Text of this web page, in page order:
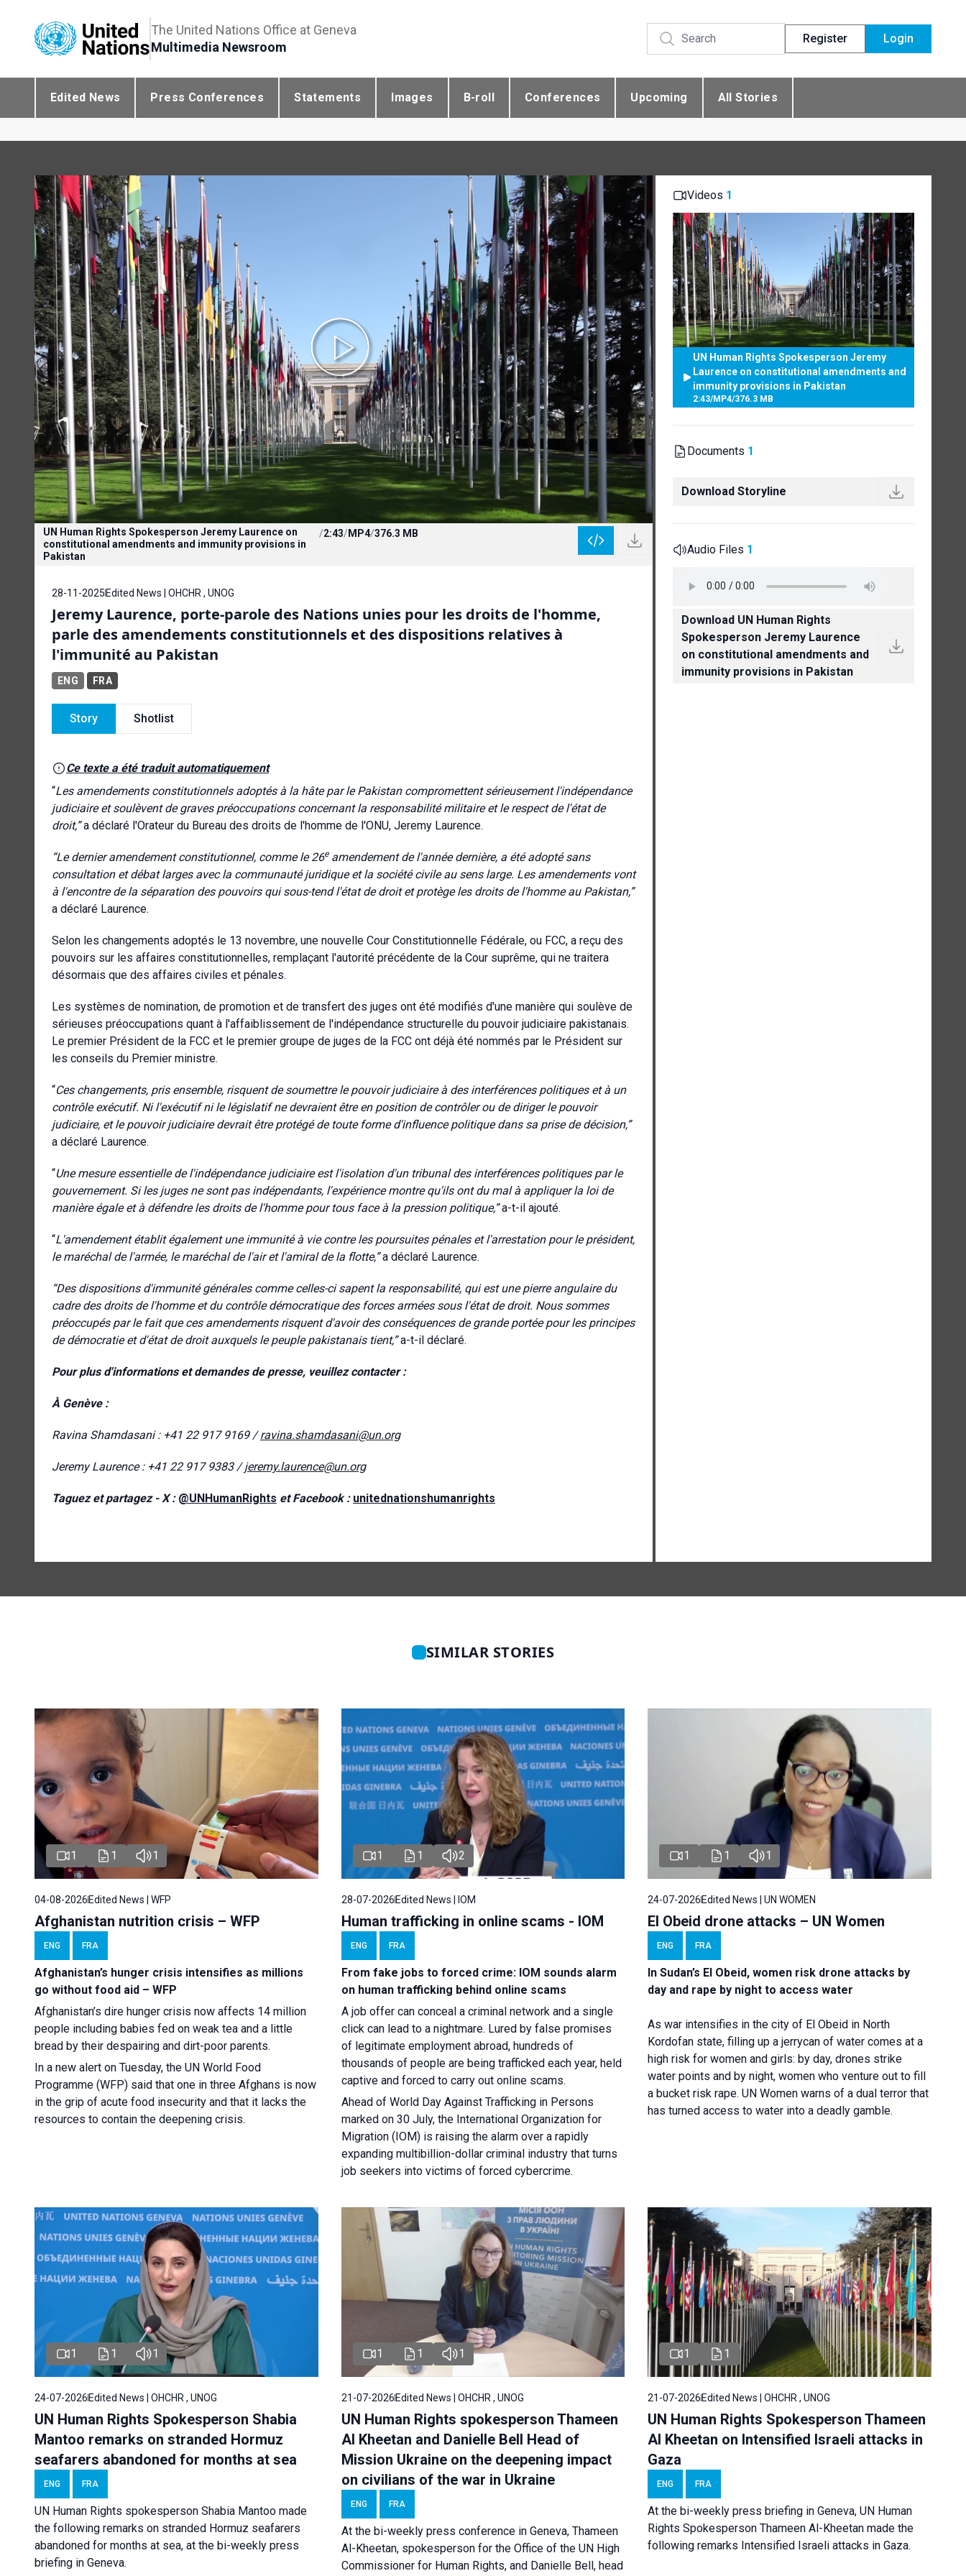
The United Nations Office at Geneva
Multimedia Newsroom
Register Login
Edited News Press Conferences Statements Images B-roll Conferences Upcoming All Stories
UN Human Rights Spokesperson Jeremy Laurence on
constitutional amendments and immunity provisions in
Pakistan
/2:43/MP4/376.3 MB
28-11-2025 Edited News | OHCHR , UNOG
Jeremy Laurence, porte-parole des Nations unies pour les droits de l'homme,
parle des amendements constitutionnels et des dispositions relatives à
l'immunité au Pakistan
ENG FRA
Story Shotlist
Ce texte a été traduit automatiquement
“Les amendements constitutionnels adoptés à la hâte par le Pakistan compromettent sérieusement l'indépendance
judiciaire et soulèvent de graves préoccupations concernant la responsabilité militaire et le respect de l'état de
droit,”a déclaré l'Orateur du Bureau des droits de l'homme de l'ONU, Jeremy Laurence.
“Le dernier amendement constitutionnel, comme le 26eamendement de l'année dernière, a été adopté sans
consultation et débat larges avec la communauté juridique et la société civile au sens large. Les amendements vont
à l'encontre de la séparation des pouvoirs qui sous-tend l'état de droit et protège les droits de l'homme au Pakistan,”
a déclaré Laurence.
Selon les changements adoptés le 13 novembre, une nouvelle Cour Constitutionnelle Fédérale, ou FCC, a reçu des
pouvoirs sur les affaires constitutionnelles, remplaçant l'autorité précédente de la Cour suprême, qui ne traitera
désormais que des affaires civiles et pénales.
Les systèmes de nomination, de promotion et de transfert des juges ont été modifiés d'une manière qui soulève de
sérieuses préoccupations quant à l'affaiblissement de l'indépendance structurelle du pouvoir judiciaire pakistanais.
Le premier Président de la FCC et le premier groupe de juges de la FCC ont déjà été nommés par le Président sur
les conseils du Premier ministre.
“Ces changements, pris ensemble, risquent de soumettre le pouvoir judiciaire à des interférences politiques et à un
contrôle exécutif. Ni l'exécutif ni le législatif ne devraient être en position de contrôler ou de diriger le pouvoir
judiciaire, et le pouvoir judiciaire devrait être protégé de toute forme d'influence politique dans sa prise de décision,”
a déclaré Laurence.
“Une mesure essentielle de l'indépendance judiciaire est l'isolation d'un tribunal des interférences politiques par le
gouvernement. Si les juges ne sont pas indépendants, l'expérience montre qu'ils ont du mal à appliquer la loi de
manière égale et à défendre les droits de l'homme pour tous face à la pression politique,”a-t-il ajouté.
“L'amendement établit également une immunité à vie contre les poursuites pénales et l'arrestation pour le président,
le maréchal de l'armée, le maréchal de l'air et l'amiral de la flotte,”a déclaré Laurence.
“Des dispositions d'immunité générales comme celles-ci sapent la responsabilité, qui est une pierre angulaire du
cadre des droits de l'homme et du contrôle démocratique des forces armées sous l'état de droit. Nous sommes
préoccupés par le fait que ces amendements risquent d'avoir des conséquences de grande portée pour les principes
de démocratie et d'état de droit auxquels le peuple pakistanais tient,”a-t-il déclaré.
Pour plus d'informations et demandes de presse, veuillez contacter :
À Genève :
Ravina Shamdasani : +41 22 917 9169 /ravina.shamdasani@un.org
Jeremy Laurence : +41 22 917 9383 /jeremy.laurence@un.org
Taguez et partagez - X : @UNHumanRights et Facebook : unitednationshumanrights
Videos 1
UN Human Rights Spokesperson Jeremy
Laurence on constitutional amendments and
immunity provisions in Pakistan
2:43/MP4/376.3 MB
Documents 1
Download Storyline
Audio Files 1
Download UN Human Rights
Spokesperson Jeremy Laurence
on constitutional amendments and
immunity provisions in Pakistan
SIMILAR STORIES
1 1 1
04-08-2026Edited News | WFP
Afghanistan nutrition crisis – WFP
ENG FRA
Afghanistan’s hunger crisis intensifies as millions
go without food aid – WFP
Afghanistan’s dire hunger crisis now affects 14 million
people including babies fed on weak tea and a little
bread by their despairing and dirt-poor parents.
In a new alert on Tuesday, the UN World Food
Programme (WFP) said that one in three Afghans is now
in the grip of acute food insecurity and that it lacks the
resources to contain the deepening crisis.
1 1 2
28-07-2026Edited News | IOM
Human trafficking in online scams - IOM
ENG FRA
From fake jobs to forced crime: IOM sounds alarm
on human trafficking behind online scams
A job offer can conceal a criminal network and a single
click can lead to a nightmare. Lured by false promises
of legitimate employment abroad, hundreds of
thousands of people are being trafficked each year, held
captive and forced to carry out online scams.
Ahead of World Day Against Trafficking in Persons
marked on 30 July, the International Organization for
Migration (IOM) is raising the alarm over a rapidly
expanding multibillion-dollar criminal industry that turns
job seekers into victims of forced cybercrime.
1 1 1
24-07-2026Edited News | UN WOMEN
El Obeid drone attacks – UN Women
ENG FRA
In Sudan’s El Obeid, women risk drone attacks by
day and rape by night to access water
As war intensifies in the city of El Obeid in North
Kordofan state, filling up a jerrycan of water comes at a
high risk for women and girls: by day, drones strike
water points and by night, women who venture out to fill
a bucket risk rape. UN Women warns of a dual terror that
has turned access to water into a deadly gamble.
1 1 1
24-07-2026 Edited News | OHCHR , UNOG
UN Human Rights Spokesperson Shabia
Mantoo remarks on stranded Hormuz
seafarers abandoned for months at sea
ENG FRA
UN Human Rights spokesperson Shabia Mantoo made
the following remarks on stranded Hormuz seafarers
abandoned for months at sea, at the bi-weekly press
briefing in Geneva.
1 1 1
21-07-2026Edited News | OHCHR , UNOG
UN Human Rights spokesperson Thameen
Al Kheetan and Danielle Bell Head of
Mission Ukraine on the deepening impact
on civilians of the war in Ukraine
ENG FRA
At the bi-weekly press conference in Geneva, Thameen
Al-Kheetan, spokesperson for the Office of the UN High
Commissioner for Human Rights, and Danielle Bell, head
1 1
21-07-2026Edited News | OHCHR , UNOG
UN Human Rights Spokesperson Thameen
Al Kheetan on Intensified Israeli attacks in
Gaza
ENG FRA
At the bi-weekly press briefing in Geneva, UN Human
Rights Spokesperson Thameen Al-Kheetan made the
following remarks Intensified Israeli attacks in Gaza.